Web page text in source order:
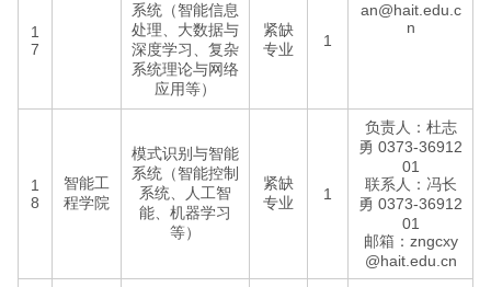
an@hait.edu.c
n
1
7
系统（智能信息
处理、大数据与
深度学习、复杂
系统理论与网络
应用等）
紧缺
专业
1
1
8
智能工
程学院
模式识别与智能
系统（智能控制
系统、人工智
能、机器学习
等）
紧缺
专业
1
负责人：杜志
勇 0373-36912
01
联系人：冯长
勇 0373-36912
01
邮箱：zngcxy
@hait.edu.cn